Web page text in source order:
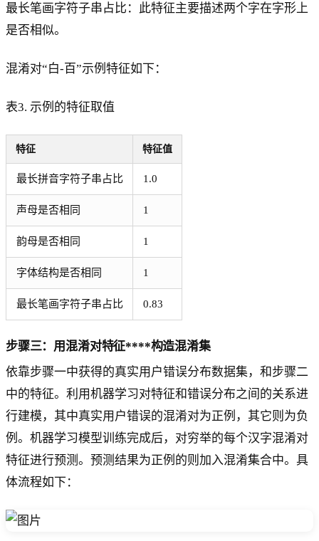
最长笔画字符子串占比：此特征主要描述两个字在字形上
是否相似。
混淆对“白-百”示例特征如下：
表3. 示例的特征取值
特征 特征值
最长拼音字符子串占比 1.0
声母是否相同 1
韵母是否相同 1
字体结构是否相同 1
最长笔画字符子串占比 0.83
步骤三：用混淆对特征****构造混淆集
依靠步骤一中获得的真实用户错误分布数据集，和步骤二
中的特征。利用机器学习对特征和错误分布之间的关系进
行建模，其中真实用户错误的混淆对为正例，其它则为负
例。机器学习模型训练完成后，对穷举的每个汉字混淆对
特征进行预测。预测结果为正例的则加入混淆集合中。具
体流程如下：